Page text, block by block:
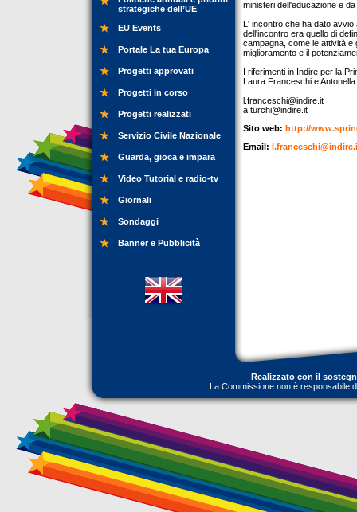
strategiche dell’UE
EU Events
Portale La tua Europa
Progetti approvati
Progetti in corso
Progetti realizzati
Servizio Civile Nazionale
Guarda, gioca e impara
Video Tutorial e radio-tv
Giornali
Sondaggi
Banner e Pubblicità
ministeri dell'educazione e
L' incontro che ha dato avvio
dell'incontro era quello di
campagna, come le attività e
miglioramento e il
I riferimenti in Indire per la
Laura Franceschi e
l.franceschi@indire.it
a.turchi@indire.it
Sito web: http://
Email:
Realizzato con il
La Commissione non è responsabile